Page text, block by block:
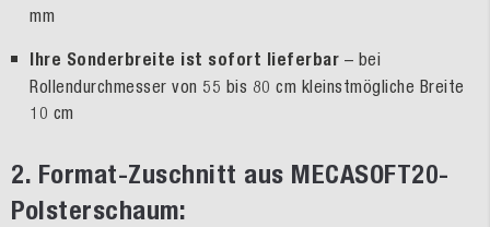
mm
Ihre Sonderbreite ist sofort lieferbar – bei
Rollendurchmesser von 55 bis 80 cm kleinstmögliche Breite
10 cm
2. Format-Zuschnitt aus MECASOFT20-
Polsterschaum: